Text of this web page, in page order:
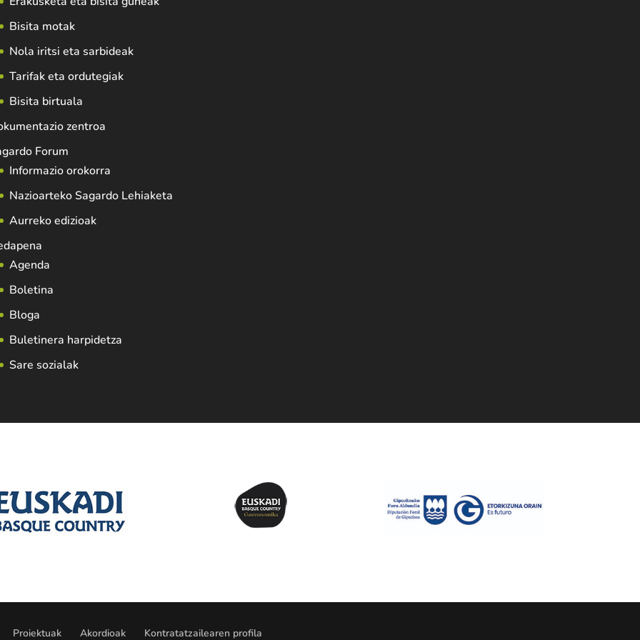
Bisita motak
Nola iritsi eta sarbideak
Tarifak eta ordutegiak
Bisita birtuala
zentroa
Forum
Informazio orokorra
Nazioarteko Sagardo Lehiaketa
Aurreko edizioak
Agenda
Boletina
Bloga
Buletinera harpidetza
Sare sozialak
Proiektuak Akordioak Kontratatzailearen profila